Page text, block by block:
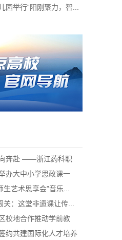
园举行“阳刚聚力，智...
奔赴 ——浙江药科职
办大中小学思政课一
艺术思享会”音乐...
关：这堂非遗课让传...
校地合作推动学前教
约共建国际化人才培养